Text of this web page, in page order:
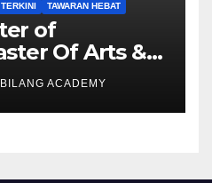
TAWARAN HEBAT
of
Of Arts &
UPSI
2026
ACADEMY